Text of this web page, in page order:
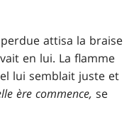
attisa la braise
en lui. La flamme
lui semblait juste et
ère commence, se